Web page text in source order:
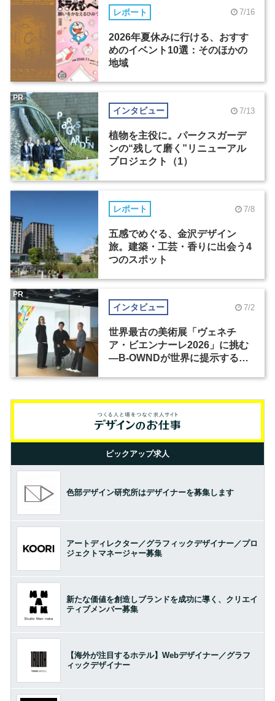
レポート 7/16
2026年夏休みに行ける、おすす
めのイベント10選：そのほかの
地域
インタビュー 7/13
植物を主役に。パークスガーデ
ンの“残して磨く”リニューアル
プロジェクト（1）
PR
レポート 7/8
五感でめぐる、金沢デザイン
旅。建築・工芸・香りに出会う4
つのスポット
インタビュー 7/2
世界最古の美術展「ヴェネチ
ア・ビエンナーレ2026」に挑む
―B-OWNDが世界に提示する美
PR
ピックアップ求人
色部デザイン研究所はデザイナーを募集します
アートディレクター／グラフィックデザイナー／プロ
ジェクトマネージャー募集
新たな価値を創造しブランドを成功に導く、クリエイ
ティブメンバー募集
【海外が注目するホテル】Webデザイナー／グラフ
ィックデザイナー